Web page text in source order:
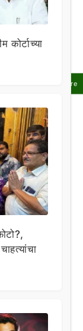
Share
कोर्टाच्या